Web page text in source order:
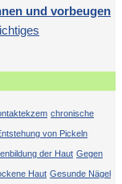
und vorbeugen
chronische
von Pickeln
der Haut Gegen
Haut Gesunde Nägel